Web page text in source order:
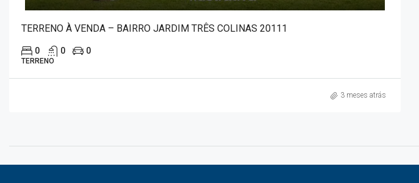
TERRENO À VENDA – BAIRRO JARDIM TRÊS COLINAS 20111
0 0 0
TERRENO
3 meses atrás